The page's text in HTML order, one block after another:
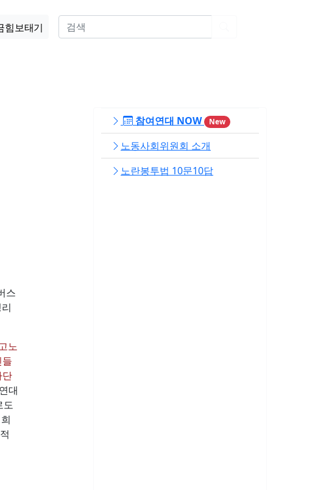
힘보태기
스
노
단
대
도
참여연대 NOW New
노동사회위원회 소개
노란봉투법 10문10답